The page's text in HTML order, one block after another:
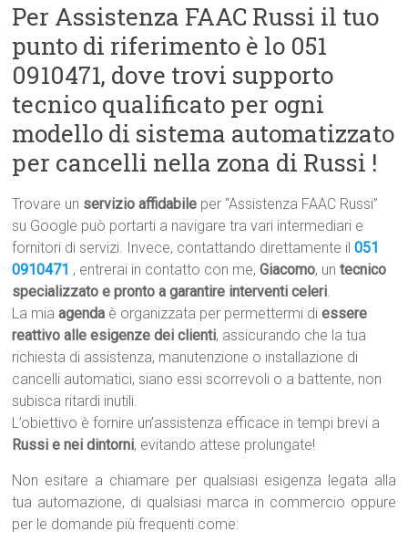
Per Assistenza FAAC Russi il tuo
punto di riferimento è lo 051
0910471, dove trovi supporto
tecnico qualificato per ogni
modello di sistema automatizzato
per cancelli nella zona di Russi !
Trovare un servizio affidabile per “Assistenza FAAC Russi”
su Google può portarti a navigare tra vari intermediari e
fornitori di servizi. Invece, contattando direttamente il051
0910471 , entrerai in contatto con me,Giacomo, untecnico
specializzato e pronto a garantire interventi celeri.
La miaagenda è organizzata per permettermi diessere
reattivo alle esigenze dei clienti, assicurando che la tua
richiesta di assistenza, manutenzione o installazione di
cancelli automatici, siano essi scorrevoli o a battente, non
subisca ritardi inutili.
L’obiettivo è fornire un’assistenza efficace in tempi brevi a
Russi e nei dintorni, evitando attese prolungate!
Non esitare a chiamare per qualsiasi esigenza legata alla
tua automazione, di qualsiasi marca in commercio oppure
per le domande più frequenti come: